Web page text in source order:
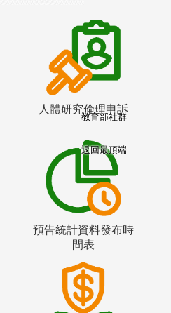
人體研究倫理申訴
預告統計資料發布時
間表
教育部社群
返回最頂端